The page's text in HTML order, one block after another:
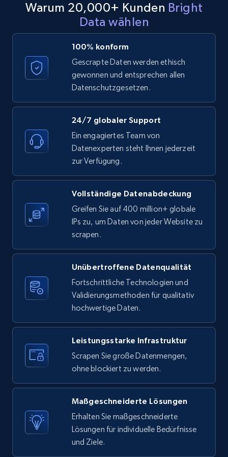
URL, ID, User id, Use url, Title, Headline, Post
text, Date posted, and more.
11.3K+ 1.5K+ Gratis testen
LinkedIn posts - Discover new posts
URL, ID, User id, Use url, Title, Headline, Post
text, Date posted, and more.
11.3K+ 1.5K+ Gratis testen
X (formerly Twitter) - Posts
ID, User posted, Name, Description, Date
posted, Photos, URL, Quoted post, and more.
10.4K+ 1.2K+ Gratis testen
Twitter posts URLs
ID, User posted, Name, Description, Date
posted, Photos, URL, Quoted post, and more.
1.2K+
Warum 20,000+ Kunden Bright
Data wählen
100% konform
Gescrapte Daten werden ethisch
gewonnen und entsprechen allen
Datenschutzgesetzen.
24/7 globaler Support
Ein engagiertes Team von
Datenexperten steht Ihnen jederzeit
zur Verfügung.
Vollständige Datenabdeckung
Greifen Sie auf 400 million+ globale
IPs zu, um Daten von jeder Website zu
scrapen.
Unübertroffene Datenqualität
Fortschrittliche Technologien und
Validierungsmethoden für qualitativ
hochwertige Daten.
Leistungsstarke Infrastruktur
Scrapen Sie große Datenmengen,
ohne blockiert zu werden.
Maßgeschneiderte Lösungen
Erhalten Sie maßgeschneiderte
Lösungen für individuelle Bedürfnisse
und Ziele.